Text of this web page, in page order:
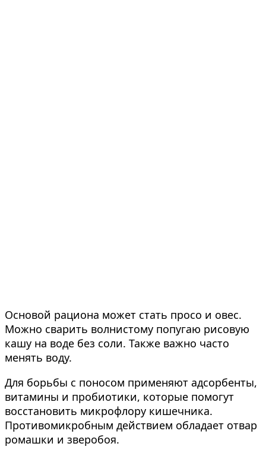
Основой рациона может стать просо и овес.
Можно сварить волнистому попугаю рисовую
кашу на воде без соли. Также важно часто
менять воду.
Для борьбы с поносом применяют адсорбенты,
витамины и пробиотики, которые помогут
восстановить микрофлору кишечника.
Противомикробным действием обладает отвар
ромашки и зверобоя.